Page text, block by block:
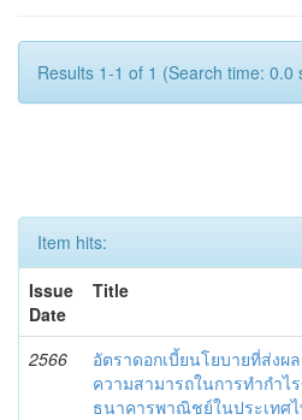
Results 1-1 of 1 (Search time: 0.0
Item hits:
Issue
Date
Title
2566
อัตราดอกเบี้ยนโยบายที่ส่งผ
ความสามารถในการทำกำไ
ธนาคารพาณิชย์ในประเทศ